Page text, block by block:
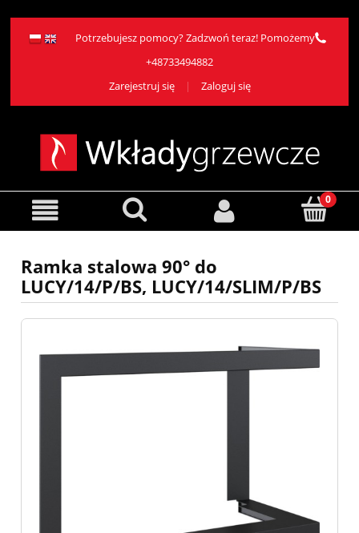
Potrzebujesz pomocy? Zadzwoń teraz! Pomożemy
+48733494882
Zarejestruj się
Zaloguj się
Ramka stalowa 90° do
LUCY/14/P/BS, LUCY/14/SLIM/P/BS